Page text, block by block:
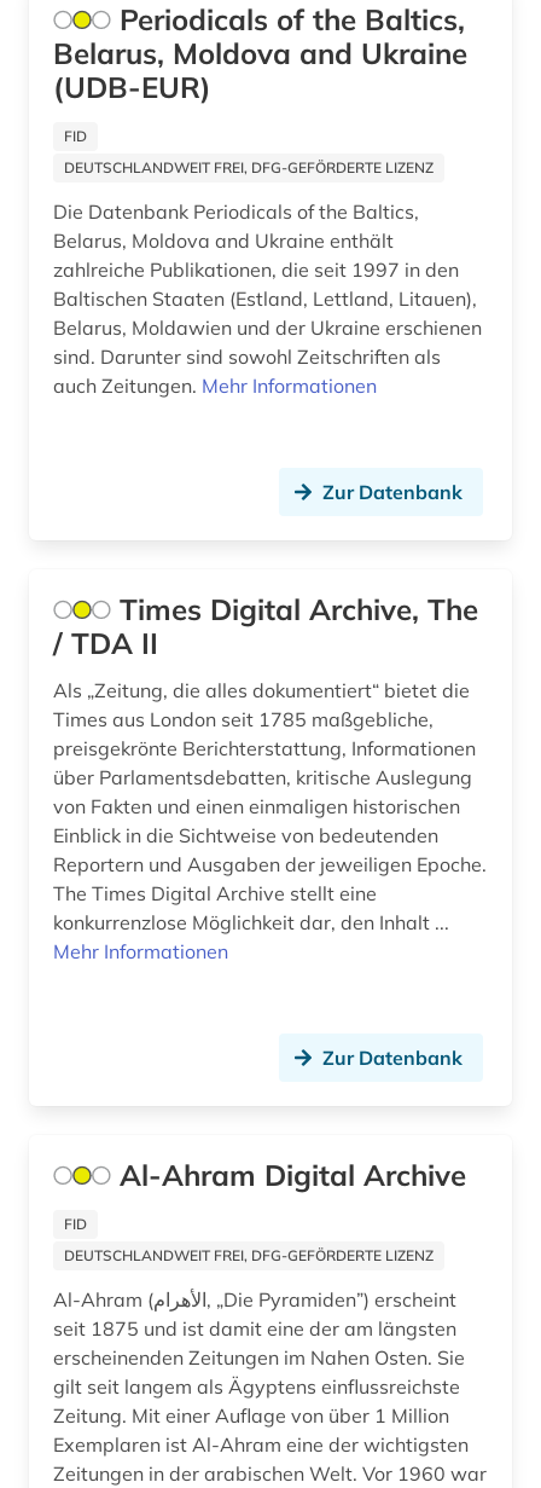
preußen (1)
primärquelle (1)
quelle (9)
raunheim (1)
rechtswissenschaft (1)
region&gt; (1)
rezension (1)
rheinland-pfalz (3)
ruhrgebiet (1)
rundfunk (1)
russische literatur (1)
russland (15)
résistance (1)
sachsen (3)
sancta sedes (1)
sankt petersburg (1)
schottland (1)
schweden (1)
Periodicals of the Baltics,
Belarus, Moldova and Ukraine
(UDB-EUR)
FID
DEUTSCHLANDWEIT FREI, DFG-GEFÖRDERTE LIZENZ
Die Datenbank Periodicals of the Baltics,
Belarus, Moldova and Ukraine enthält
zahlreiche Publikationen, die seit 1997 in den
Baltischen Staaten (Estland, Lettland, Litauen),
Belarus, Moldawien und der Ukraine erschienen
sind. Darunter sind sowohl Zeitschriften als
auch Zeitungen. Mehr Informationen
Zur Datenbank
Times Digital Archive, The
/ TDA II
Als „Zeitung, die alles dokumentiert“ bietet die
Times aus London seit 1785 maßgebliche,
preisgekrönte Berichterstattung, Informationen
über Parlamentsdebatten, kritische Auslegung
von Fakten und einen einmaligen historischen
Einblick in die Sichtweise von bedeutenden
Reportern und Ausgaben der jeweiligen Epoche.
The Times Digital Archive stellt eine
konkurrenzlose Möglichkeit dar, den Inhalt ...
Mehr Informationen
Zur Datenbank
Al-Ahram Digital Archive
FID
DEUTSCHLANDWEIT FREI, DFG-GEFÖRDERTE LIZENZ
Al-Ahram (الأهرام‎, „Die Pyramiden”) erscheint
seit 1875 und ist damit eine der am längsten
erscheinenden Zeitungen im Nahen Osten. Sie
gilt seit langem als Ägyptens einflussreichste
Zeitung. Mit einer Auflage von über 1 Million
Exemplaren ist Al-Ahram eine der wichtigsten
Zeitungen in der arabischen Welt. Vor 1960 war